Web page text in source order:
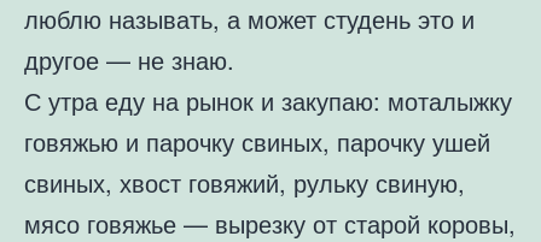
люблю называть, а может студень это и
другое — не знаю.
С утра еду на рынок и закупаю: моталыжку
говяжью и парочку свиных, парочку ушей
свиных, хвост говяжий, рульку свиную,
мясо говяжье — вырезку от старой коровы,